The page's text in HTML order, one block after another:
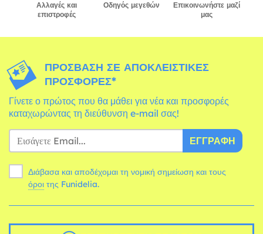
Αλλαγές και
επιστροφές
Οδηγός μεγεθών
Επικοινωνήστε μαζί
μας
ΠΡΌΣΒΑΣΗ ΣΕ ΑΠΟΚΛΕΙΣΤΙΚΈΣ
ΠΡΟΣΦΟΡΈΣ*
Γίνετε ο πρώτος που θα μάθει για νέα και προσφορές
καταχωρώντας τη διεύθυνση e-mail σας!
ΕΓΓΡΑΦΉ
Διάβασα και αποδέχομαι τη νομική σημείωση και τους
όροι της Funidelia.